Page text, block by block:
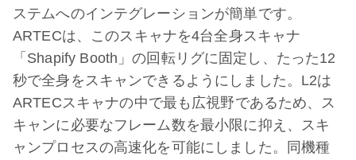
ステムへのインテグレーションが簡単です。
ARTECは、このスキャナを4台全身スキャナ
「Shapify Booth」の回転リグに固定し、たった12
秒で全身をスキャンできるようにしました。L2は
ARTECスキャナの中で最も広視野であるため、ス
キャンに必要なフレーム数を最小限に抑え、スキ
ャンプロセスの高速化を可能にしました。同機種